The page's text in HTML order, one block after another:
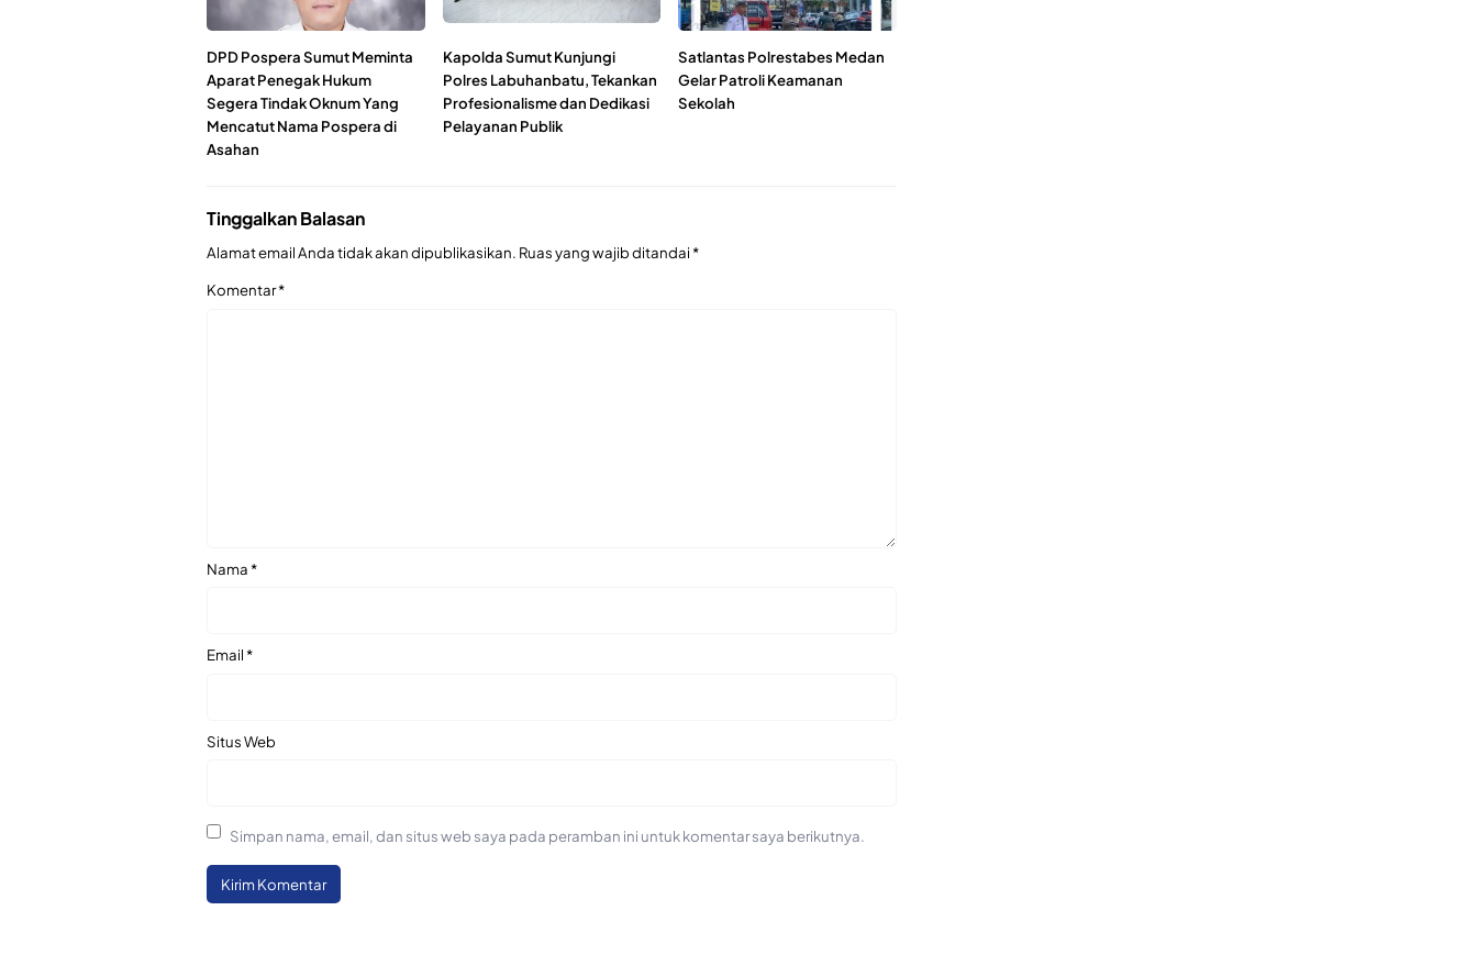
DPD Pospera Sumut Meminta
Aparat Penegak Hukum
Segera Tindak Oknum Yang
Mencatut Nama Pospera di
Asahan
Kapolda Sumut Kunjungi
Polres Labuhanbatu, Tekankan
Profesionalisme dan Dedikasi
Pelayanan Publik
Satlantas Polrestabes Medan
Gelar Patroli Keamanan
Sekolah
Tinggalkan Balasan
Alamat email Anda tidak akan dipublikasikan. Ruas yang wajib ditandai*
Komentar*
Nama*
Email*
Situs Web
Simpan nama, email, dan situs web saya pada peramban ini untuk komentar saya berikutnya.